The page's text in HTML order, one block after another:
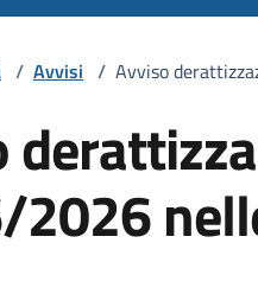
/ Avvisi / Avviso